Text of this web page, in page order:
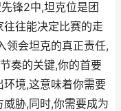
锋2中,坦克位是团
往能决定比赛的走
领会坦克的真正责任,
奏的关键,你的首要
境,这意味着你需要
胁,同时,你需要成为